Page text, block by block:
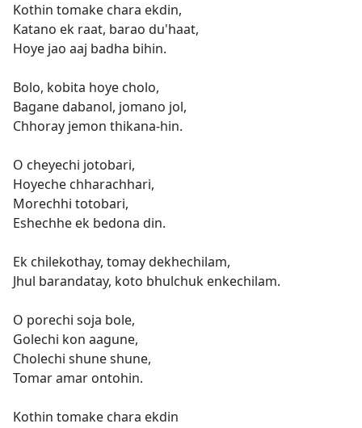
Kothin tomake chara ekdin,
Katano ek raat, barao du'haat,
Hoye jao aaj badha bihin.
Bolo, kobita hoye cholo,
Bagane dabanol, jomano jol,
Chhoray jemon thikana-hin.
O cheyechi jotobari,
Hoyeche chharachhari,
Morechhi totobari,
Eshechhe ek bedona din.
Ek chilekothay, tomay dekhechilam,
Jhul barandatay, koto bhulchuk enkechilam.
O porechi soja bole,
Golechi kon aagune,
Cholechi shune shune,
Tomar amar ontohin.
Kothin tomake chara ekdin